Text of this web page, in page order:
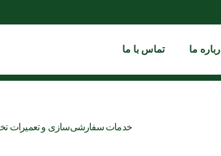
ما تماس با ما
خدمات سفارشی‌سازی و تعمیرات